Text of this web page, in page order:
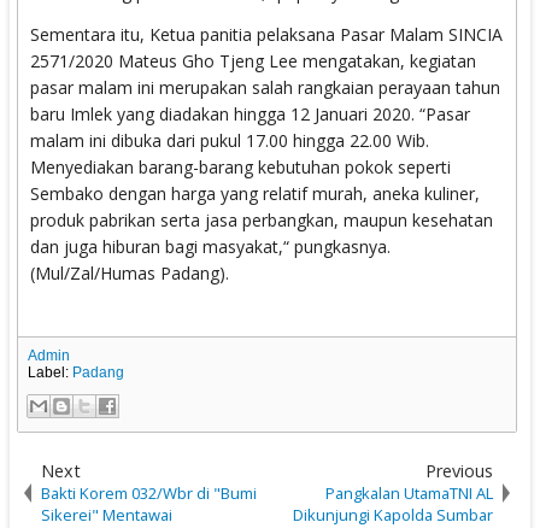
Sementara itu, Ketua panitia pelaksana Pasar Malam SINCIA
2571/2020 Mateus Gho Tjeng Lee mengatakan, kegiatan
pasar malam ini merupakan salah rangkaian perayaan tahun
baru Imlek yang diadakan hingga 12 Januari 2020. “Pasar
malam ini dibuka dari pukul 17.00 hingga 22.00 Wib.
Menyediakan barang-barang kebutuhan pokok seperti
Sembako dengan harga yang relatif murah, aneka kuliner,
produk pabrikan serta jasa perbangkan, maupun kesehatan
dan juga hiburan bagi masyakat,“ pungkasnya.
(Mul/Zal/Humas Padang).
Admin
Label: Padang
Next
Bakti Korem 032/Wbr di "Bumi
Sikerei" Mentawai
Previous
Pangkalan UtamaTNI AL
Dikunjungi Kapolda Sumbar